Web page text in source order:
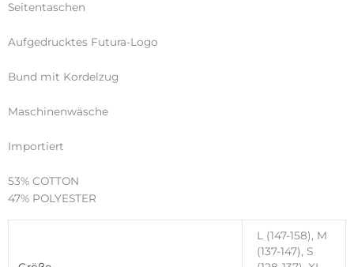
Seitentaschen
Aufgedrucktes Futura-Logo
Bund mit Kordelzug
Maschinenwäsche
Importiert
53% COTTON
47% POLYESTER
L (147-158), M
(137-147), S